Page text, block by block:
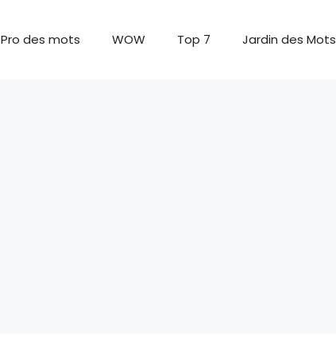
Pro des mots WOW Top 7 Jardin des Mots